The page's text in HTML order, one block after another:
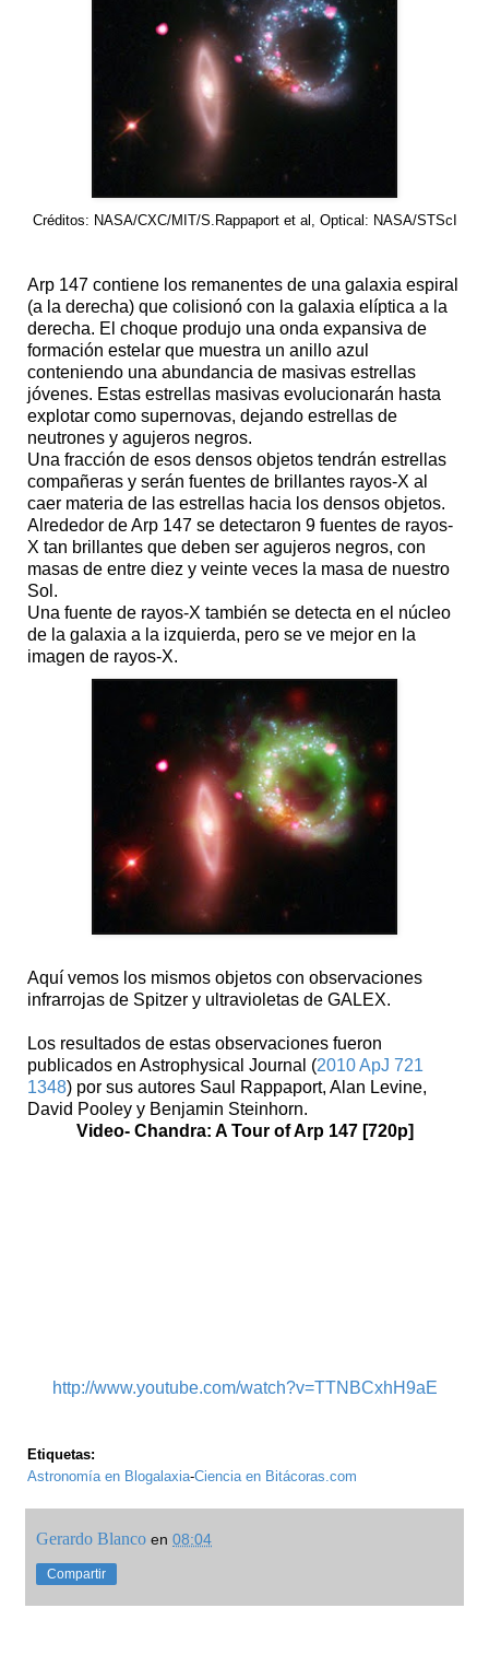
Créditos: NASA/CXC/MIT/S.Rappaport et al, Optical: NASA/STScI
Arp 147 contiene los remanentes de una galaxia espiral
(a la derecha) que colisionó con la galaxia elíptica a la
derecha. El choque produjo una onda expansiva de
formación estelar que muestra un anillo azul
conteniendo una abundancia de masivas estrellas
jóvenes. Estas estrellas masivas evolucionarán hasta
explotar como supernovas, dejando estrellas de
neutrones y agujeros negros.
Una fracción de esos densos objetos tendrán estrellas
compañeras y serán fuentes de brillantes rayos-X al
caer materia de las estrellas hacia los densos objetos.
Alrededor de Arp 147 se detectaron 9 fuentes de rayos-
X tan brillantes que deben ser agujeros negros, con
masas de entre diez y veinte veces la masa de nuestro
Sol.
Una fuente de rayos-X también se detecta en el núcleo
de la galaxia a la izquierda, pero se ve mejor en la
imagen de rayos-X.
Aquí vemos los mismos objetos con observaciones
infrarrojas de Spitzer y ultravioletas de GALEX.
Los resultados de estas observaciones fueron
publicados en Astrophysical Journal (2010 ApJ 721
1348) por sus autores Saul Rappaport, Alan Levine,
David Pooley y Benjamin Steinhorn.
Video- Chandra: A Tour of Arp 147 [720p]
http://www.youtube.com/watch?v=TTNBCxhH9aE
Etiquetas:
Astronomía en Blogalaxia-Ciencia en Bitácoras.com
Gerardo Blanco en 08:04
Compartir